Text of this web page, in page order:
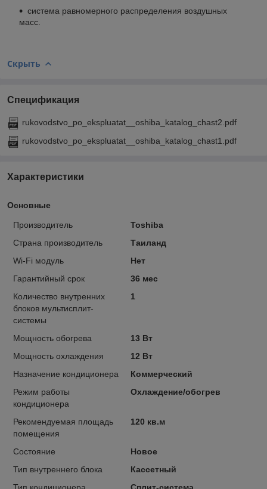
система равномерного распределения воздушных
масс.
Скрыть
Спецификация
rukovodstvo_po_ekspluatat__oshiba_katalog_chast2.pdf
rukovodstvo_po_ekspluatat__oshiba_katalog_chast1.pdf
Характеристики
Основные
Производитель
Toshiba
Страна производитель
Таиланд
Wi-Fi модуль
Нет
Гарантийный срок
36 мес
Количество внутренних
блоков мультисплит-
системы
1
Мощность обогрева
13 Вт
Мощность охлаждения
12 Вт
Назначение кондиционера
Коммерческий
Режим работы
кондиционера
Охлаждение/обогрев
Рекомендуемая площадь
помещения
120 кв.м
Состояние
Новое
Тип внутреннего блока
Кассетный
Тип кондиционера
Сплит-система